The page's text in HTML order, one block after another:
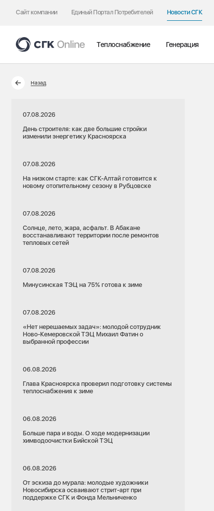
Сайт компании Единый Портал Потребителей Новости СГК
Теплоснабжение Генерация
Назад
07.08.2026
День строителя: как две большие стройки
изменили энергетику Красноярска
07.08.2026
На низком старте: как СГК-Алтай готовится к
новому отопительному сезону в Рубцовске
07.08.2026
Солнце, лето, жара, асфальт. В Абакане
восстанавливают территории после ремонтов
тепловых сетей
07.08.2026
Минусинская ТЭЦ на 75% готова к зиме
07.08.2026
«Нет нерешаемых задач»: молодой сотрудник
Ново-Кемеровской ТЭЦ Михаил Фатин о
выбранной профессии
06.08.2026
Глава Красноярска проверил подготовку системы
теплоснабжения к зиме
06.08.2026
Больше пара и воды. О ходе модернизации
химводоочистки Бийской ТЭЦ
06.08.2026
От эскиза до мурала: молодые художники
Новосибирска осваивают стрит-арт при
поддержке СГК и Фонда Мельниченко